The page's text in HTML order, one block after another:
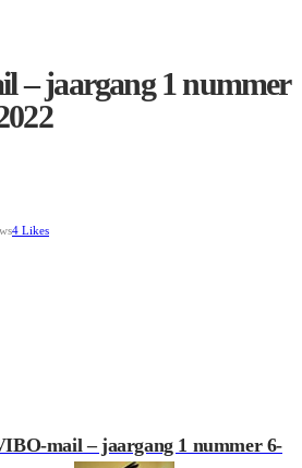
– jaargang 1 nummer
4 Likes
mail – jaargang 1 nummer 6-